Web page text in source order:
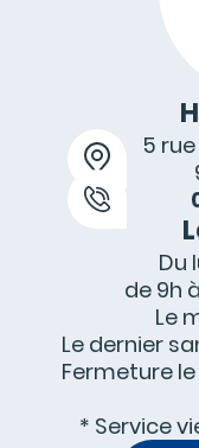
5
Du
de 9h
Le
Le dernier
Fermeture le
* Service